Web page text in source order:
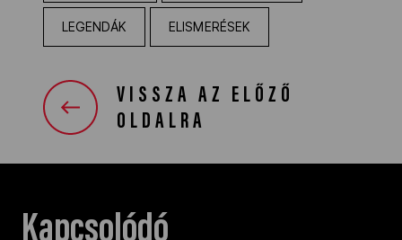
LEGENDÁK ELISMERÉSEK
VISSZA AZ ELŐZŐ
OLDALRA